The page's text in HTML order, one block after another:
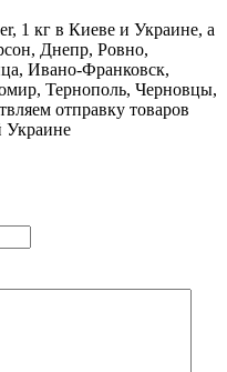
1 кг в Киеве и Украине, а
Днепр, Ровно,
Ивано-Франковск,
Тернополь, Черновцы,
отправку товаров
Украине